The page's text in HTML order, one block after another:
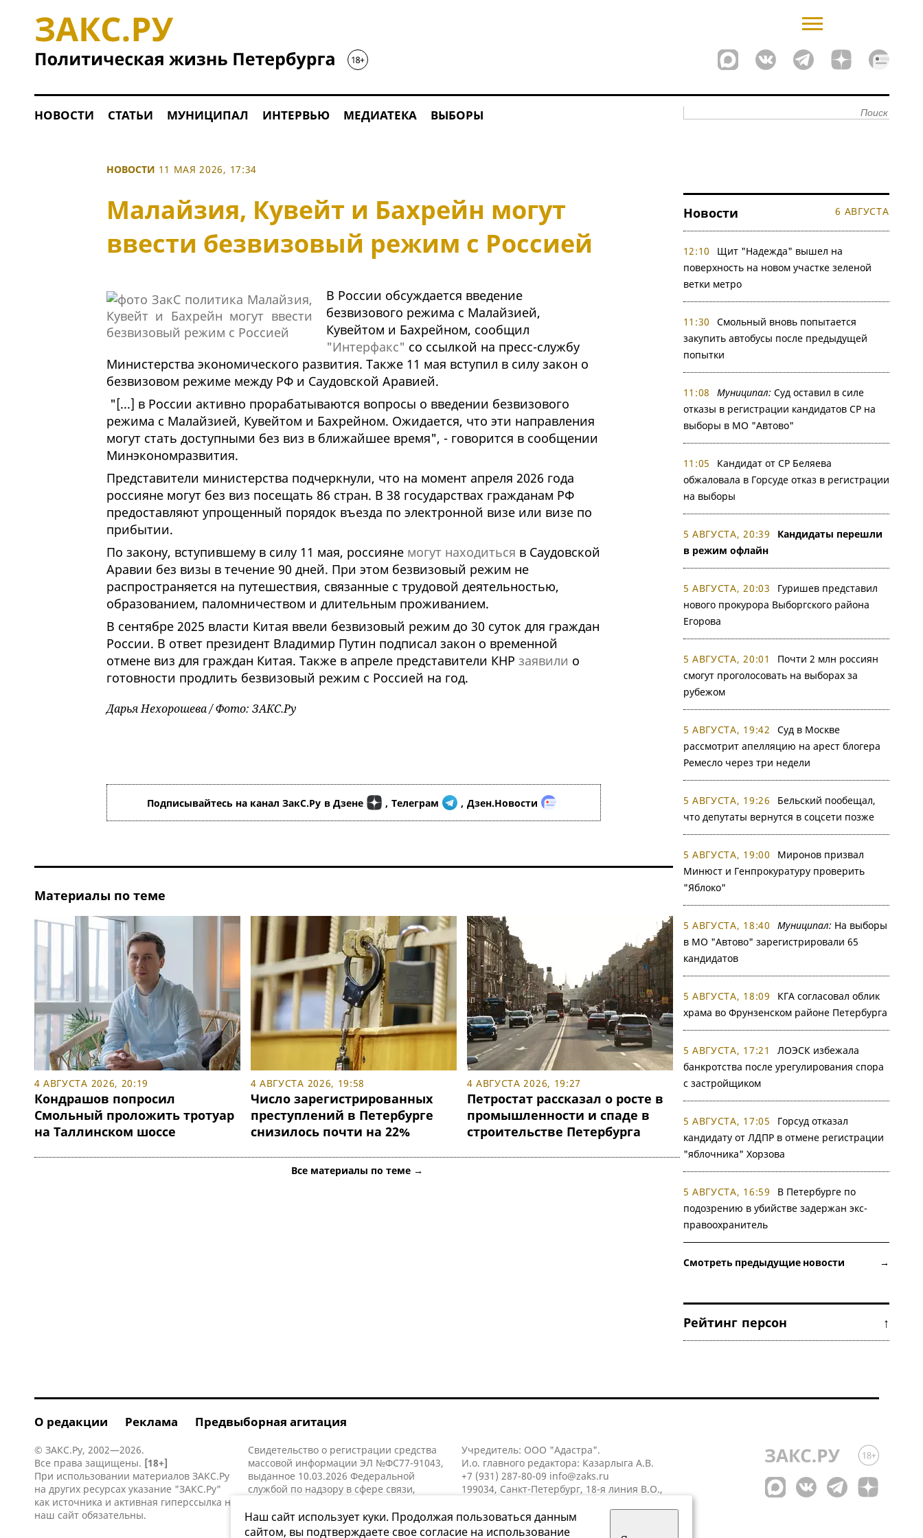
НОВОСТИ СТАТЬИ МУНИЦИПАЛ ИНТЕРВЬЮ МЕДИАТЕКА ВЫБОРЫ
НОВОСТИ 11 МАЯ 2026, 17:34
Малайзия, Кувейт и Бахрейн могут
ввести безвизовый режим с Россией
В России обсуждается введение
безвизового режима с Малайзией,
Кувейтом и Бахрейном, сообщил
"Интерфакс" со ссылкой на пресс-службу
Министерства экономического развития. Также 11 мая вступил в силу закон о
безвизовом режиме между РФ и Саудовской Аравией.
"[...] в России активно прорабатываются вопросы о введении безвизового
режима с Малайзией, Кувейтом и Бахрейном. Ожидается, что эти направления
могут стать доступными без виз в ближайшее время", - говорится в сообщении
Минэкономразвития.
Представители министерства подчеркнули, что на момент апреля 2026 года
россияне могут без виз посещать 86 стран. В 38 государствах гражданам РФ
предоставляют упрощенный порядок въезда по электронной визе или визе по
прибытии.
По закону, вступившему в силу 11 мая, россияне могут находиться в Саудовской
Аравии без визы в течение 90 дней. При этом безвизовый режим не
распространяется на путешествия, связанные с трудовой деятельностью,
образованием, паломничеством и длительным проживанием.
В сентябре 2025 власти Китая ввели безвизовый режим до 30 суток для граждан
России. В ответ президент Владимир Путин подписал закон о временной
отмене виз для граждан Китая. Также в апреле представители КНР заявили о
готовности продлить безвизовый режим с Россией на год.
Дарья Нехорошева / Фото: ЗАКС.Ру
Подписывайтесь на канал ЗакС.Ру в Дзене , Телеграм , Дзен.Новости
Материалы по теме
4 АВГУСТА 2026, 20:19
Кондрашов попросил
Смольный проложить тротуар
на Таллинском шоссе
4 АВГУСТА 2026, 19:58
Число зарегистрированных
преступлений в Петербурге
снизилось почти на 22%
4 АВГУСТА 2026, 19:27
Петростат рассказал о росте в
промышленности и спаде в
строительстве Петербурга
Все материалы по теме →
Новости 6 АВГУСТА
12:10
Щит "Надежда" вышел на
поверхность на новом участке зеленой
ветки метро
11:30
Смольный вновь попытается
закупить автобусы после предыдущей
попытки
11:08 Муниципал: Суд оставил в силе
отказы в регистрации кандидатов СР на
выборы в МО "Автово"
11:05
Кандидат от СР Беляева
обжаловала в Горсуде отказ в регистрации
на выборы
5 АВГУСТА, 20:39
Кандидаты перешли
в режим офлайн
5 АВГУСТА, 20:03
Гуришев представил
нового прокурора Выборгского района
Егорова
5 АВГУСТА, 20:01
Почти 2 млн россиян
смогут проголосовать на выборах за
рубежом
5 АВГУСТА, 19:42
Суд в Москве
рассмотрит апелляцию на арест блогера
Ремесло через три недели
5 АВГУСТА, 19:26
Бельский пообещал,
что депутаты вернутся в соцсети позже
5 АВГУСТА, 19:00
Миронов призвал
Минюст и Генпрокуратуру проверить
"Яблоко"
5 АВГУСТА, 18:40 Муниципал: На выборы
в МО "Автово" зарегистрировали 65
кандидатов
5 АВГУСТА, 18:09
КГА согласовал облик
храма во Фрунзенском районе Петербурга
5 АВГУСТА, 17:21
ЛОЭСК избежала
банкротства после урегулирования спора
с застройщиком
5 АВГУСТА, 17:05
Горсуд отказал
кандидату от ЛДПР в отмене регистрации
"яблочника" Хорзова
5 АВГУСТА, 16:59
В Петербурге по
подозрению в убийстве задержан экс-
правоохранитель
Смотреть предыдущие новости →
Рейтинг персон ↑
О редакции Реклама Предвыборная агитация
© ЗАКС.Ру, 2002—2026.
Все права защищены. [18+]
При использовании материалов ЗАКС.Ру
на других ресурсах указание "ЗАКС.Ру"
как источника и активная гиперссылка на
наш сайт обязательны.
Свидетельство о регистрации средства
массовой информации ЭЛ №ФС77-91043,
выданное 10.03.2026 Федеральной
службой по надзору в сфере связи,
коммуникаций (Роскомнадзор).
Учредитель: ООО "Адастра".
И.о. главного редактора: Казарлыга А.В.
+7 (931) 287-80-09 info@zaks.ru
199034, Санкт-Петербург, 18-я линия В.О.,
Наш сайт использует куки. Продолжая пользоваться данным
сайтом, вы подтверждаете свое согласие на использование